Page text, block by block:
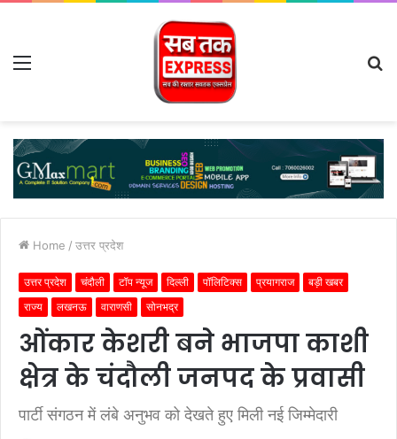
Menu
Home / उत्तर प्रदेश
उत्तर प्रदेश चंदौली टॉप न्यूज दिल्ली पॉलिटिक्स प्रयागराज
बड़ी खबर
राज्य
लखनऊ वाराणसी सोनभद्र
ओंकार केशरी बने भाजपा काशी
क्षेत्र के चंदौली जनपद के प्रवासी
पार्टी संगठन में लंबे अनुभव को देखते हुए मिली नई जिम्मेदारी